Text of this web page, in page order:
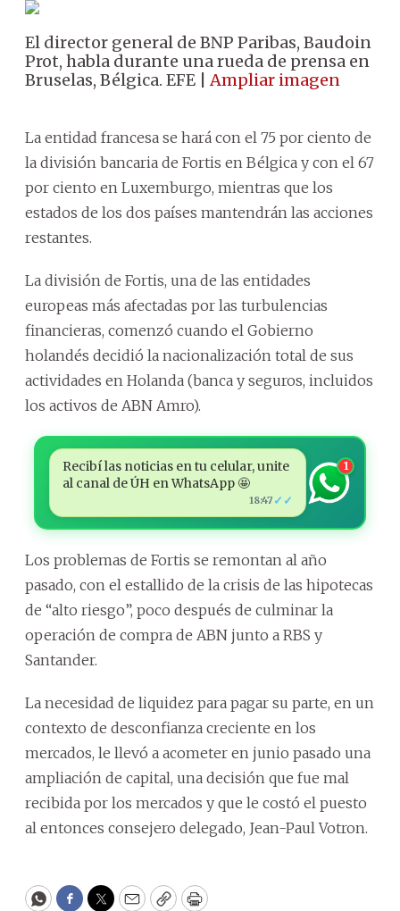
El director general de BNP Paribas, Baudoin
Prot, habla durante una rueda de prensa en
Bruselas, Bélgica. EFE |Ampliar imagen
La entidad francesa se hará con el 75 por ciento de
la división bancaria de Fortis en Bélgica y con el 67
por ciento en Luxemburgo, mientras que los
estados de los dos países mantendrán las acciones
restantes.
La división de Fortis, una de las entidades
europeas más afectadas por las turbulencias
financieras, comenzó cuando el Gobierno
holandés decidió la nacionalización total de sus
actividades en Holanda (banca y seguros, incluidos
los activos de ABN Amro).
Recibí las noticias en tu celular, unite
al canal de ÚH en WhatsApp 🤩
18:47 ✓✓
1
Los problemas de Fortis se remontan al año
pasado, con el estallido de la crisis de las hipotecas
de “alto riesgo”, poco después de culminar la
operación de compra de ABN junto a RBS y
Santander.
La necesidad de liquidez para pagar su parte, en un
contexto de desconfianza creciente en los
mercados, le llevó a acometer en junio pasado una
ampliación de capital, una decisión que fue mal
recibida por los mercados y que le costó el puesto
al entonces consejero delegado, Jean-Paul Votron.
WhatsApp
Facebook
Twitter
EmailCopyPrint